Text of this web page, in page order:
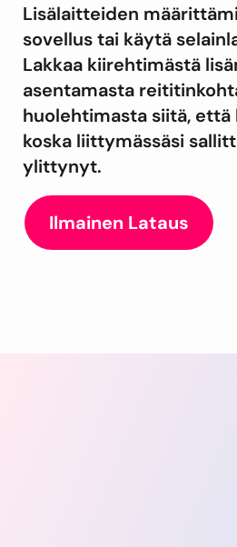
Lisälaitteiden
sovellus tai käytä
Lakkaa kiirehtimästä
asentamasta
huolehtimasta siitä,
koska liittymässäsi
ylittynyt.
Ilmainen Lataus